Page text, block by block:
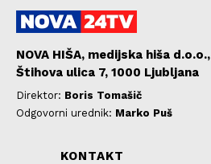
NOVA HIŠA, medijska hiša d.o.o.,
Štihova ulica 7, 1000 Ljubljana
Direktor: Boris Tomašič
Odgovorni urednik: Marko Puš
KONTAKT